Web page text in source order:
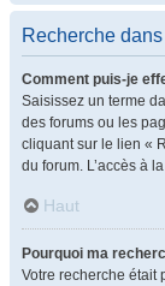
Recherche
Comment puis-je
Saisissez un terme
des forums ou les
cliquant sur le lien «
du forum. L’accès à
Haut
Pourquoi ma
Votre recherche était